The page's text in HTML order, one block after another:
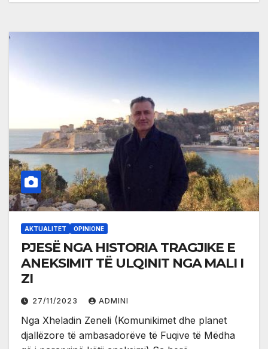
AKTUALITET OPINIONE
PJESË NGA HISTORIA TRAGJIKE E
ANEKSIMIT TË ULQINIT NGA MALI I
ZI
27/11/2023 ADMINI
Nga Xheladin Zeneli (Komunikimet dhe planet
djallëzore të ambasadorëve të Fuqive të Mëdha